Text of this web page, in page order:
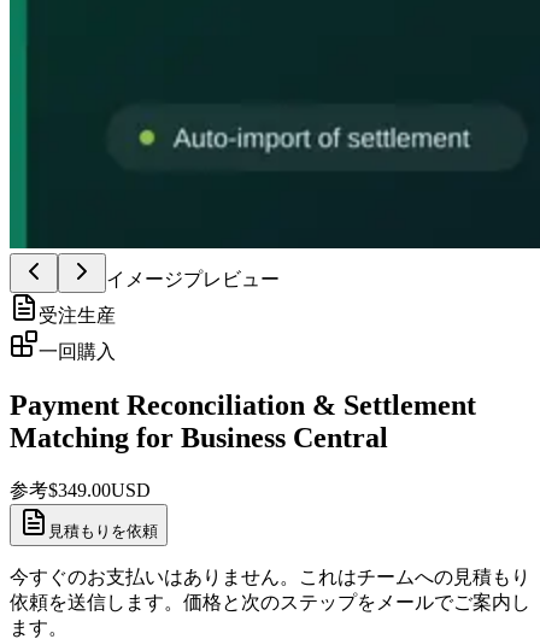
イメージプレビュー
受注生産
一回購入
Payment Reconciliation & Settlement
Matching for Business Central
参考$349.00USD
見積もりを依頼
今すぐのお支払いはありません。これはチームへの見積もり
依頼を送信します。価格と次のステップをメールでご案内し
ます。